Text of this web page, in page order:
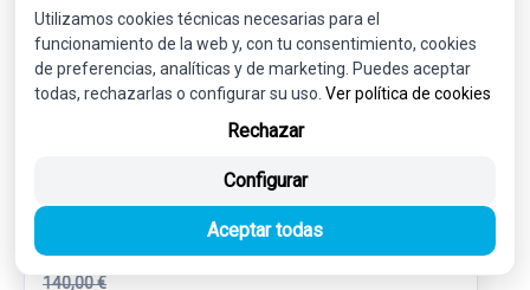
CAJA RELES / FUSIBLES K1T115604DCE
FORD TRANSIT CONNECT V408
140,00 €
Utilizamos cookies técnicas necesarias para el
funcionamiento de la web y, con tu consentimiento, cookies
de preferencias, analíticas y de marketing. Puedes aceptar
todas, rechazarlas o configurar su uso. Ver política de cookies
Rechazar
Configurar
Aceptar todas